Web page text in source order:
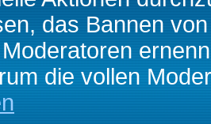
das Bannen
die vollen